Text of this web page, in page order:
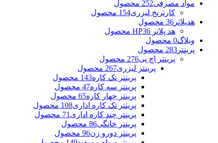
مواد مصرفی252 محصول
کارتریج لیزری154 محصول
هدپلاتر 36 محصول
هد پلاتر HP 36 محصول
وبلاگ0 محصول
پرینتر 283 محصول
پرینتر اچ پی276 محصول
پرینتر لیزری267 محصول
پرینتر تک کاره143 محصول
پرینتر سه کاره47 محصول
پرینتر چهار کاره65 محصول
پرینتر تک کاره اداری108 محصول
پرینتر چند کاره اداری 71 محصول
پرینتر خانگی86 محصول
پرینتر دورو زن96 محصول